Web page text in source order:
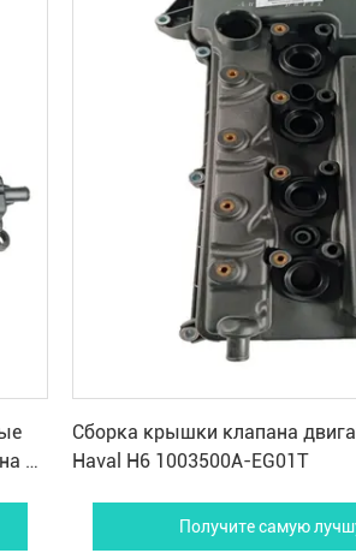
58
Сборка крышки клапана
Haval H6 1003500A-EG01T
Получите самую